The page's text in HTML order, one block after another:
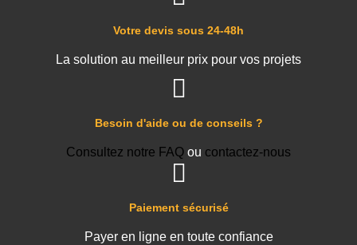
Paiement sécurisé
Payer en ligne en toute confiance
Besoin d'aide ou de conseils ?
Consultez notre FAQ ou contactez-nous
Votre devis sous 24-48h
La solution au meilleur prix pour vos projets